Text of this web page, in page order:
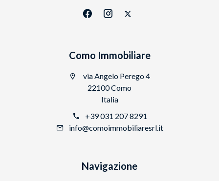
Como Immobiliare
via Angelo Perego 4
22100 Como
Italia
+39 031 207 8291
info@comoimmobiliaresrl.it
Navigazione